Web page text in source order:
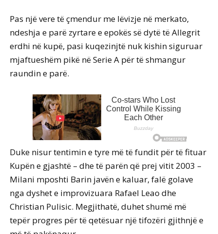
Pas një vere të çmendur me lëvizje në merkato,
ndeshja e parë zyrtare e epokës së dytë të Allegrit
erdhi në kupë, pasi kuqezinjtë nuk kishin siguruar
mjaftueshëm pikë në Serie A për të shmangur
raundin e parë.
Duke nisur tentimin e tyre më të fundit për të fituar
Kupën e gjashtë – dhe të parën që prej vitit 2003 –
Milani mposhti Barin javën e kaluar, falë golave
nga dyshet e improvizuara Rafael Leao dhe
Christian Pulisic. Megjithatë, duhet shumë më
tepër progres për të qetësuar një tifozëri gjithnjë e